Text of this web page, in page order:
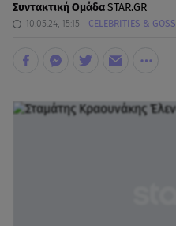
Συντακτική ΟμάδαSTAR.GR
10.05.24, 15:15 CELEBRITIES &